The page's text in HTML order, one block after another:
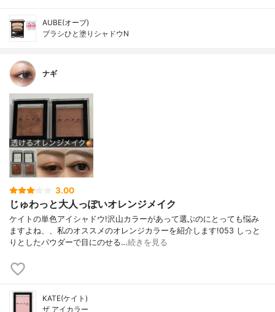
AUBE(オーブ)
ブラシひと塗りシャドウN
ナギ
3.00
じゅわっと大人っぽいオレンジメイク
ケイトの単色アイシャドウ!沢山カラーがあって選ぶのにとっても悩み
ますよね、、私のオススメのオレンジカラーを紹介します!053 しっと
りとしたパウダーで目にのせる…続きを見る
KATE(ケイト)
ザ アイカラー